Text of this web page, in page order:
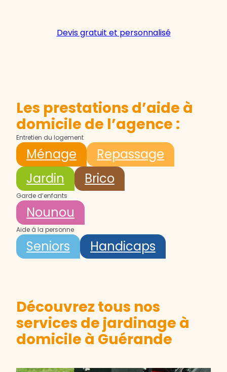
Devis gratuit et personnalisé
Les prestations d’aide à
domicile de l’agence :
Entretien du logement
Ménage
Repassage
Jardin
Brico
Garde d’enfants
Nounou
Aide à la personne
Seniors Handicaps
Découvrez tous nos
services de jardinage à
domicile à Guérande